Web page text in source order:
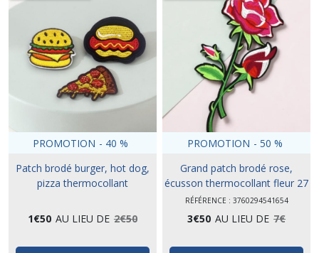
PROMOTION - 40 %
Patch brodé burger, hot dog,
pizza thermocollant
1€50 AU LIEU DE 2€50
PROMOTION - 50 %
Grand patch brodé rose,
écusson thermocollant fleur 27
cm
RÉFÉRENCE : 3760294541654
3€50 AU LIEU DE 7€